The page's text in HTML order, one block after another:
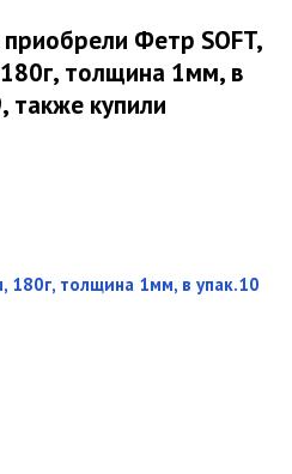
Фетр SOFT,
толщина 1мм, в
также купили
180г, толщина 1мм, в упак.10